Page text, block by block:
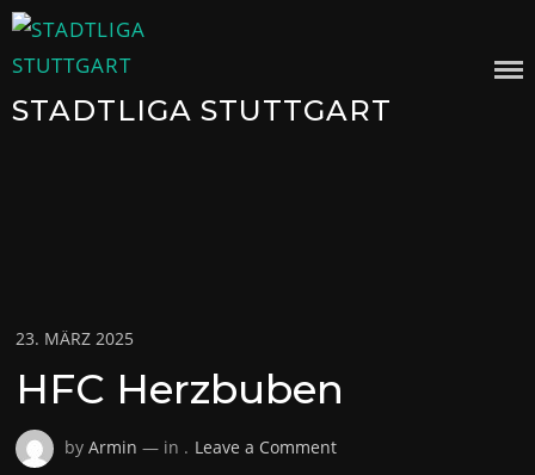
Skip
to
STADTLIGA STUTTGART
Posted
on
23. MÄRZ 2025
HFC Herzbuben
byArmin — in . Leave a Commenton